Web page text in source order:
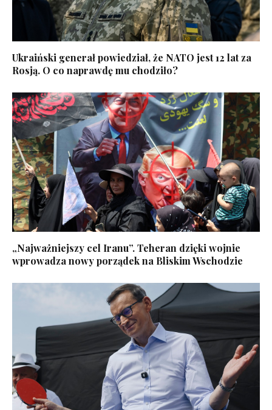
Ukraiński generał powiedział, że NATO jest 12 lat za
Rosją. O co naprawdę mu chodziło?
„Najważniejszy cel Iranu”. Teheran dzięki wojnie
wprowadza nowy porządek na Bliskim Wschodzie